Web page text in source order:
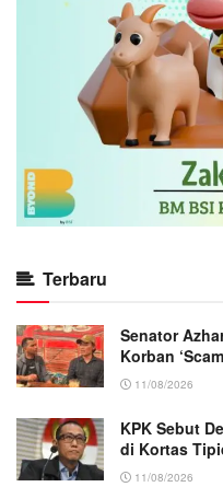
Terbaru
Senator
Korban
11/08/2026
KPK Sebut
di Kortas
11/08/2026